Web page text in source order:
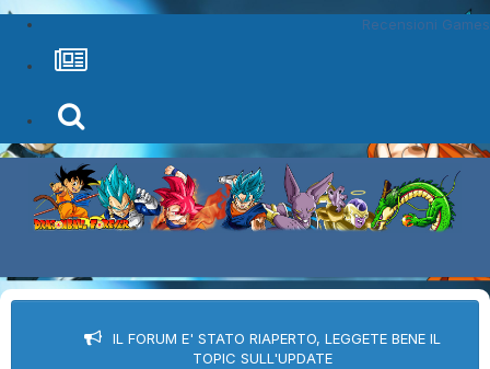
Recensioni Games
IL FORUM E' STATO RIAPERTO, LEGGETE BENE IL
TOPIC SULL'UPDATE